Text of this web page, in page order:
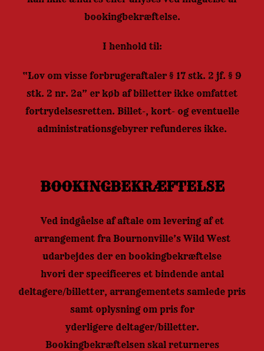
bookingbekræftelse.
I henhold til:
“Lov om visse forbrugeraftaler § 17 stk. 2 jf. § 9
stk. 2 nr. 2a” er køb af billetter ikke omfattet
fortrydelsesretten. Billet-, kort- og eventuelle
administrationsgebyrer refunderes ikke.
BOOKINGBEKRÆFTELSE
Ved indgåelse af aftale om levering af et
arrangement fra Bournonville’s Wild West
udarbejdes der en bookingbekræftelse
hvori der specificeres et bindende antal
deltagere/billetter, arrangementets samlede pris
samt oplysning om pris for
yderligere deltager/billetter.
Bookingbekræftelsen skal returneres